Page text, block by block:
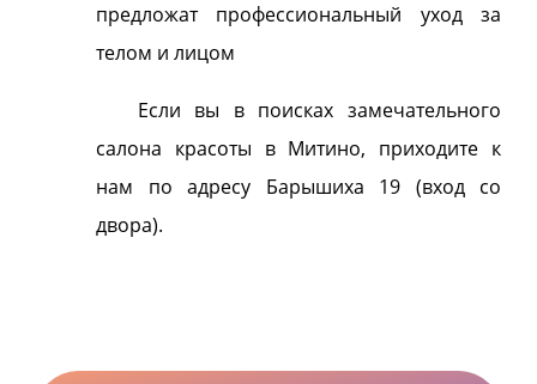
предложат профессиональный уход за
телом и лицом
Если вы в поисках замечательного
салона красоты в Митино, приходите к
нам по адресу Барышиха 19 (вход со
двора).